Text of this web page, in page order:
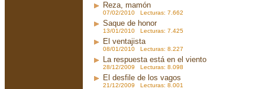
Reza, mamón
07/02/2010 Lecturas: 7.662
Saque de honor
13/01/2010 Lecturas: 7.425
El ventajista
08/01/2010 Lecturas: 8.227
La respuesta está en el viento
28/12/2009 Lecturas: 8.098
El desfile de los vagos
21/12/2009 Lecturas: 8.001